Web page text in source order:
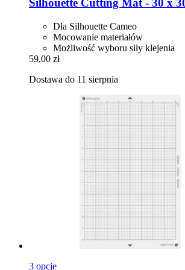
Silhouette Cutting Mat -​ 30 x
Dla Silhouette Cameo
Mocowanie materiałów
Możliwość wyboru siły klejenia
59,00 zł
Dostawa do 11 sierpnia
3 opcje